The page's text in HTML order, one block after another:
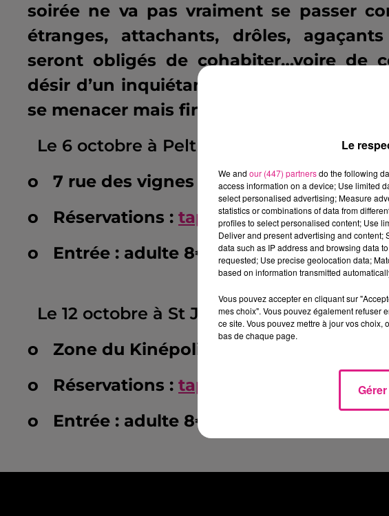
soirée ne va pas vraiment se passer
étranges, attachants, drôles,
seront obligés de cohabiter…voire de
désir d’un inquiétant duo. Ils vont se
se menacer mais finalement, qui
Le 6 octobre à Peltre
Salle des fêtes -
o 7 rue des vignes 57245 Peltre
o Réservations :
o Entrée : adulte 8€ // enfant 4€
Le 12 octobre à St Julien les Metz:
o Zone du Kinépolis
o Réservations :
o Entrée : adulte 8€ // enfant 4€
Le
We and our (447) partnersdo the following
access information on a device; Use limited
select personalised advertising; Measure
statistics or combinations of data from
profiles to select personalised content; Use
Deliver and present advertising and
data such as IP address and browsing data
requested; Use precise geolocation data;
based on information transmitted
Vous pouvez accepter en cliquant sur
mes choix". Vous pouvez également refuser
ce site. Vous pouvez mettre à jour vos
bas de chaque page.